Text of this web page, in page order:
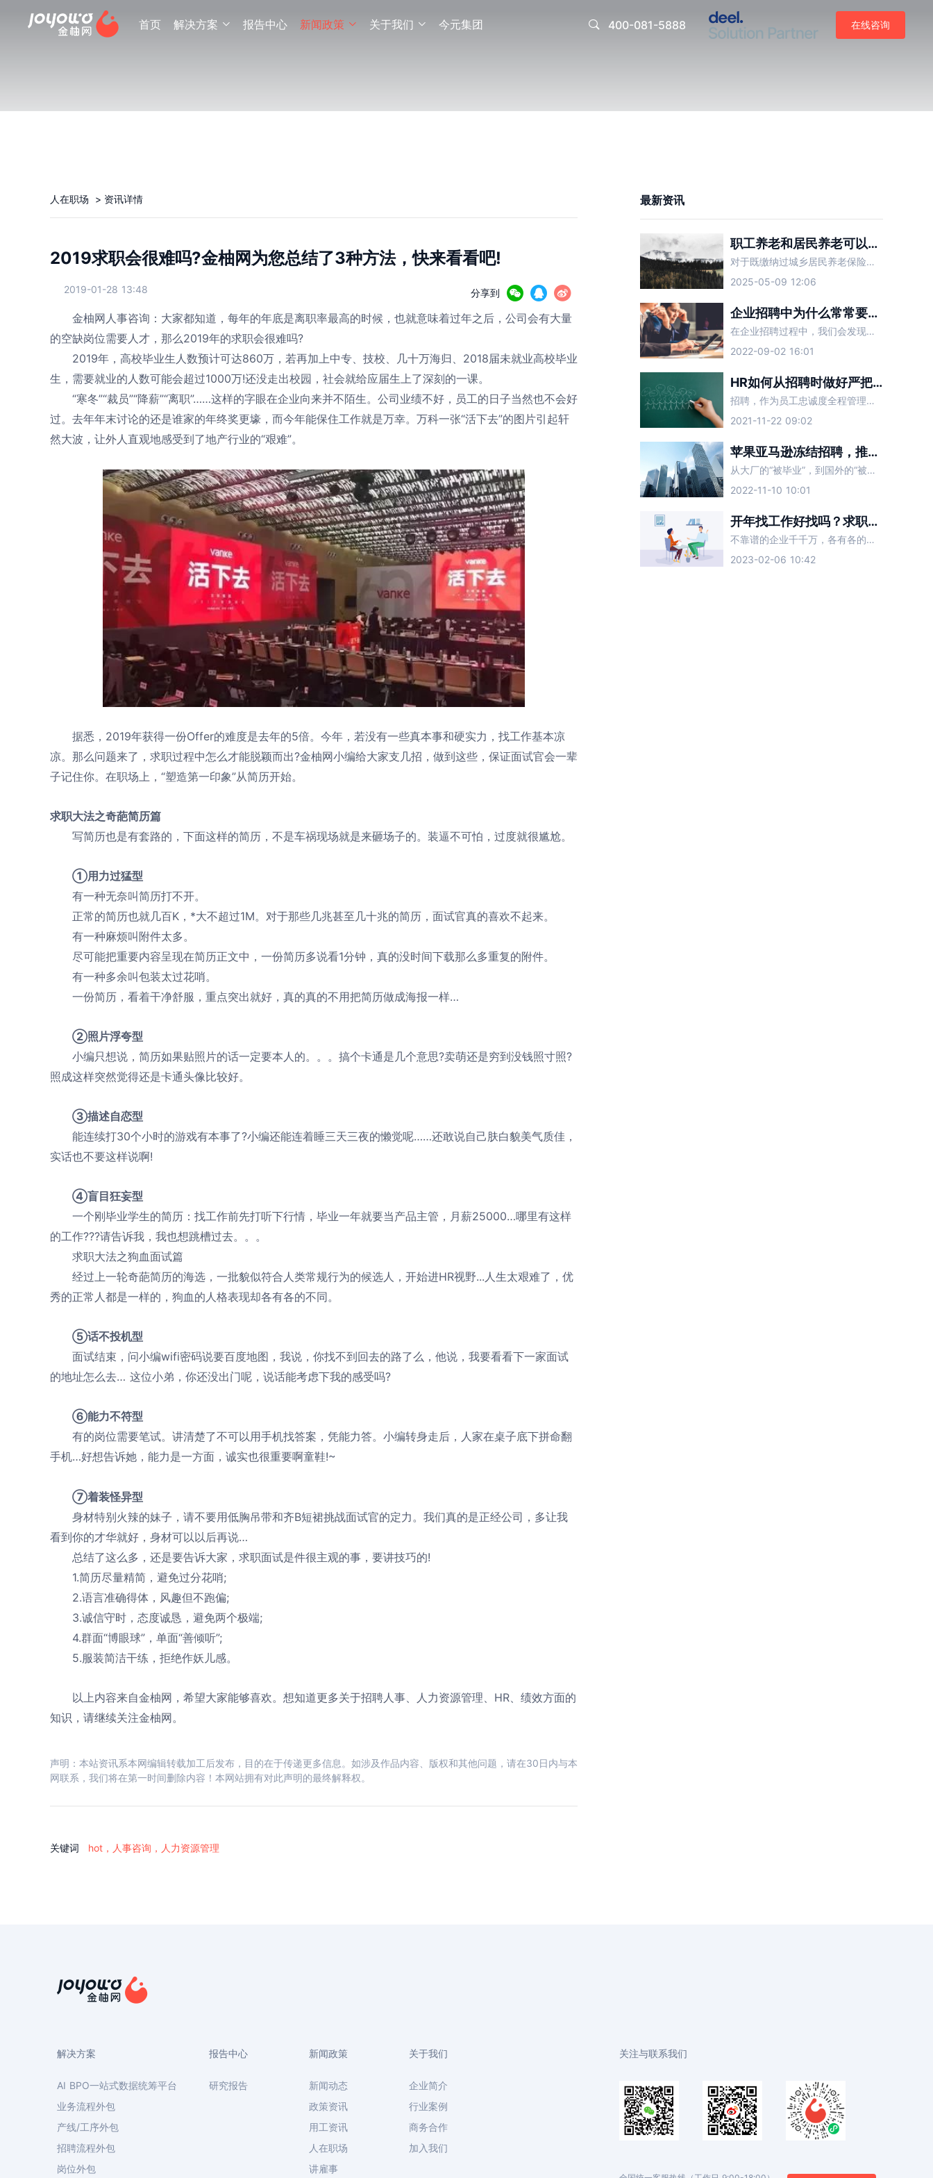
首页 解决方案  报告中心 新闻政策  关于我们  今元集团  400-081-5888 在线咨询
人在职场 > 资讯详情
2019求职会很难吗?金柚网为您总结了3种方法，快来看看吧!
2019-01-28 13:48 分享到   
金柚网人事咨询：大家都知道，每年的年底是离职率最高的时候，也就意味着过年之后，公司会有大量
的空缺岗位需要人才，那么2019年的求职会很难吗?
2019年，高校毕业生人数预计可达860万，若再加上中专、技校、几十万海归、2018届未就业高校毕业
生，需要就业的人数可能会超过1000万!还没走出校园，社会就给应届生上了深刻的一课。
“寒冬”“裁员”“降薪”“离职”……这样的字眼在企业向来并不陌生。公司业绩不好，员工的日子当然也不会好
过。去年年末讨论的还是谁家的年终奖更壕，而今年能保住工作就是万幸。万科一张“活下去”的图片引起轩
然大波，让外人直观地感受到了地产行业的“艰难”。
据悉，2019年获得一份Offer的难度是去年的5倍。今年，若没有一些真本事和硬实力，找工作基本凉
凉。那么问题来了，求职过程中怎么才能脱颖而出?金柚网小编给大家支几招，做到这些，保证面试官会一辈
子记住你。在职场上，“塑造第一印象”从简历开始。
求职大法之奇葩简历篇
写简历也是有套路的，下面这样的简历，不是车祸现场就是来砸场子的。装逼不可怕，过度就很尴尬。
①用力过猛型
有一种无奈叫简历打不开。
正常的简历也就几百K，*大不超过1M。对于那些几兆甚至几十兆的简历，面试官真的喜欢不起来。
有一种麻烦叫附件太多。
尽可能把重要内容呈现在简历正文中，一份简历多说看1分钟，真的没时间下载那么多重复的附件。
有一种多余叫包装太过花哨。
一份简历，看着干净舒服，重点突出就好，真的真的不用把简历做成海报一样…
②照片浮夸型
小编只想说，简历如果贴照片的话一定要本人的。。。搞个卡通是几个意思?卖萌还是穷到没钱照寸照?
照成这样突然觉得还是卡通头像比较好。
③描述自恋型
能连续打30个小时的游戏有本事了?小编还能连着睡三天三夜的懒觉呢……还敢说自己肤白貌美气质佳，
实话也不要这样说啊!
④盲目狂妄型
一个刚毕业学生的简历：找工作前先打听下行情，毕业一年就要当产品主管，月薪25000…哪里有这样
的工作???请告诉我，我也想跳槽过去。。。
求职大法之狗血面试篇
经过上一轮奇葩简历的海选，一批貌似符合人类常规行为的候选人，开始进HR视野...人生太艰难了，优
秀的正常人都是一样的，狗血的人格表现却各有各的不同。
⑤话不投机型
面试结束，问小编wifi密码说要百度地图，我说，你找不到回去的路了么，他说，我要看看下一家面试
的地址怎么去… 这位小弟，你还没出门呢，说话能考虑下我的感受吗?
⑥能力不符型
有的岗位需要笔试。讲清楚了不可以用手机找答案，凭能力答。小编转身走后，人家在桌子底下拼命翻
手机…好想告诉她，能力是一方面，诚实也很重要啊童鞋!~
⑦着装怪异型
身材特别火辣的妹子，请不要用低胸吊带和齐B短裙挑战面试官的定力。我们真的是正经公司，多让我
看到你的才华就好，身材可以以后再说…
总结了这么多，还是要告诉大家，求职面试是件很主观的事，要讲技巧的!
1.简历尽量精简，避免过分花哨;
2.语言准确得体，风趣但不跑偏;
3.诚信守时，态度诚恳，避免两个极端;
4.群面“博眼球”，单面“善倾听”;
5.服装简洁干练，拒绝作妖儿感。
以上内容来自金柚网，希望大家能够喜欢。想知道更多关于招聘人事、人力资源管理、HR、绩效方面的
知识，请继续关注金柚网。
声明：本站资讯系本网编辑转载加工后发布，目的在于传递更多信息。如涉及作品内容、版权和其他问题，请在30日内与本
网联系，我们将在第一时间删除内容！本网站拥有对此声明的最终解释权。
关键词 hot，人事咨询，人力资源管理
最新资讯
职工养老和居民养老可以合并吗？
对于既缴纳过城乡居民养老保险又缴纳过职工养老保险的人而言，两种养老保险可以合并吗？
2025-05-09 12:06
企业招聘中为什么常常要求具备一定的抗压能力？
在企业招聘过程中，我们会发现不同的企业有不同的就业要求。大多数职位都需要吃苦，需要吃苦“具有一定的抗压能力”。有些招聘单位有这个要求的原因是什么？
2022-09-02 16:01
HR如何从招聘时做好严把员工忠诚度
招聘，作为员工忠诚度全程管理的第一站，是员工进入企业的“过滤器”，其“过滤”效果的好坏直接影响着后续阶段忠诚度管理的难度。因此，在招聘过程中，要以忠诚度为导向。
2021-11-22 09:02
苹果亚马逊冻结招聘，推特人力副总监被裁：招聘HR该怎么办？
从大厂的“被毕业”，到国外的“被裁员”，今年的裁员风波愈演愈烈，寒气已经传递到了每一个职场打工人。在这样的背景下，企业的招聘HR们，同样面临着裁员的境况。当公司业务开始收缩，不需要对外招聘时，招聘HR
2022-11-10 10:01
开年找工作好找吗？求职面试要注意避开这些坑
不靠谱的企业千千万，各有各的不同。2023新年已经结束，现在正处于职场人跳槽高发季，想要找到心仪的工作，要避开一些套路化的企业。面试时遇到这几种公司，一定要提高警惕，赶紧跑路。
2023-02-06 10:42
解决方案
AI BPO一站式数据统筹平台
业务流程外包
产线/工序外包
招聘流程外包
岗位外包
报告中心
研究报告
新闻政策
新闻动态
政策资讯
用工资讯
人在职场
讲雇事
关于我们
企业简介
行业案例
商务合作
加入我们
关注与联系我们